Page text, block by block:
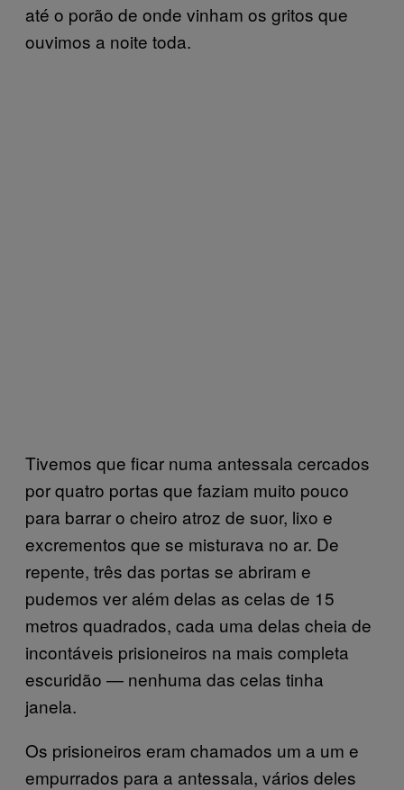
até o porão de onde vinham os gritos que
ouvimos a noite toda.
Tivemos que ficar numa antessala cercados
por quatro portas que faziam muito pouco
para barrar o cheiro atroz de suor, lixo e
excrementos que se misturava no ar. De
repente, três das portas se abriram e
pudemos ver além delas as celas de 15
metros quadrados, cada uma delas cheia de
incontáveis prisioneiros na mais completa
escuridão — nenhuma das celas tinha
janela.
Os prisioneiros eram chamados um a um e
empurrados para a antessala, vários deles